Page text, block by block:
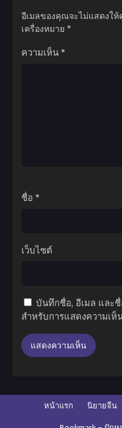
อีเมลของคุณจะไม่แสดงให้
เครื่องหมาย *
ความเห็น *
ชื่อ *
เว็บไซต์
บันทึกชื่อ, อีเมล และ
สำหรับการแสดงความเห็
หน้าแรก นิยายจีน